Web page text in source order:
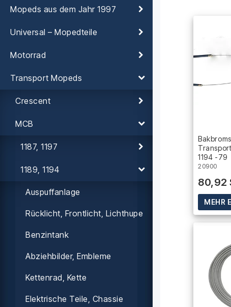
Mopeds aus dem Jahr 1997
Universal – Mopedteile
Motorrad
Transport Mopeds
Crescent
MCB
1187, 1197
1189, 1194
Auspuffanlage
Rücklicht, Frontlicht, Lichthupe
Benzintank
Abziehbilder, Embleme
Kettenrad, Kette
Elektrische Teile, Chassie
1194 -79
20900
80,92
MEHR